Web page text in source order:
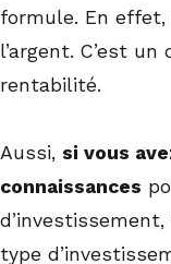
formule. En effet,
l’argent. C’est
rentabilité.
Aussi, si vous
connaissances
d’investissement,
type